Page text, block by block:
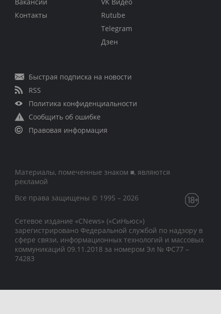
Контакты
Rutube
Telegram
Дзен
Быстрая подписка на новости
RSS
Политика конфиденциальности
Сообщить об ошибке
Правовая информация
Материалы, помеченные знаком ■, являются
рекламой
Все права защищены © 1995 – 2026
Сетевое издание «CNews» («СиНьюс»)
зарегистрировано Федеральной службой по надзору в
сфере связи, информационных технологий и массовых
коммуникаций 09.11.2018 за номером Эл № ФС77 –
74283